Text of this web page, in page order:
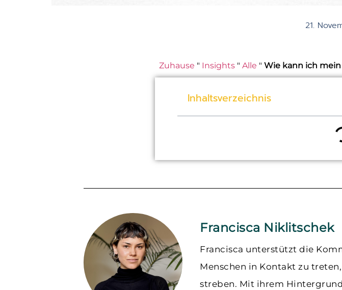
21.
Zuhause " Insights " Alle " Wie kann ich
Inhaltsverzeichnis
Francisca Niklitschek
Francisca unterstützt die
Menschen in Kontakt zu
streben. Mit ihrem